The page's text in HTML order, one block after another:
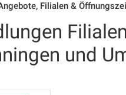
Filialen &
und